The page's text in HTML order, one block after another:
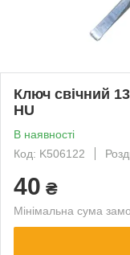
Ключ свічний
HU
В наявності
Код: K506122
40 ₴
Мінімальна сума